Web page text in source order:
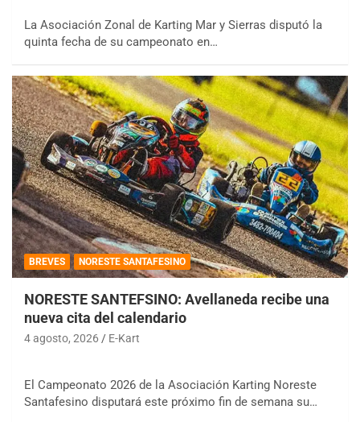
La Asociación Zonal de Karting Mar y Sierras disputó la
quinta fecha de su campeonato en…
BREVES NORESTE SANTAFESINO
NORESTE SANTEFSINO: Avellaneda recibe una
nueva cita del calendario
4 agosto, 2026 E-Kart
El Campeonato 2026 de la Asociación Karting Noreste
Santafesino disputará este próximo fin de semana su…